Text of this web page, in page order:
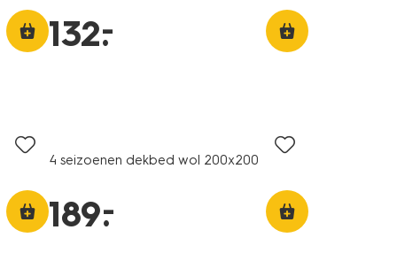
132.
–
4 seizoenen dekbed wol 200x200
189.
–